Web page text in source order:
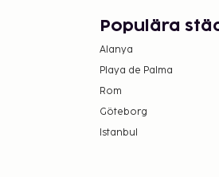
Populära
Alanya
Playa de Palma
Rom
Göteborg
Istanbul